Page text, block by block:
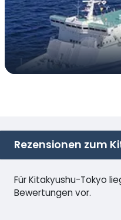
Rezensionen zum
Für Kitakyushu-Tokyo
Bewertungen vor.